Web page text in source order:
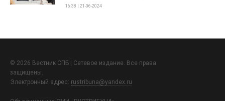
16:38 | 21-06-2024
© 2026 Вестник СПБ | Сетевое издание. Все права
защищены.
Электронный адрес: rustribuna@yandex.ru